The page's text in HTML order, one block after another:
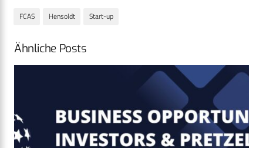
FCAS Hensoldt Start-up
Ähnliche Posts